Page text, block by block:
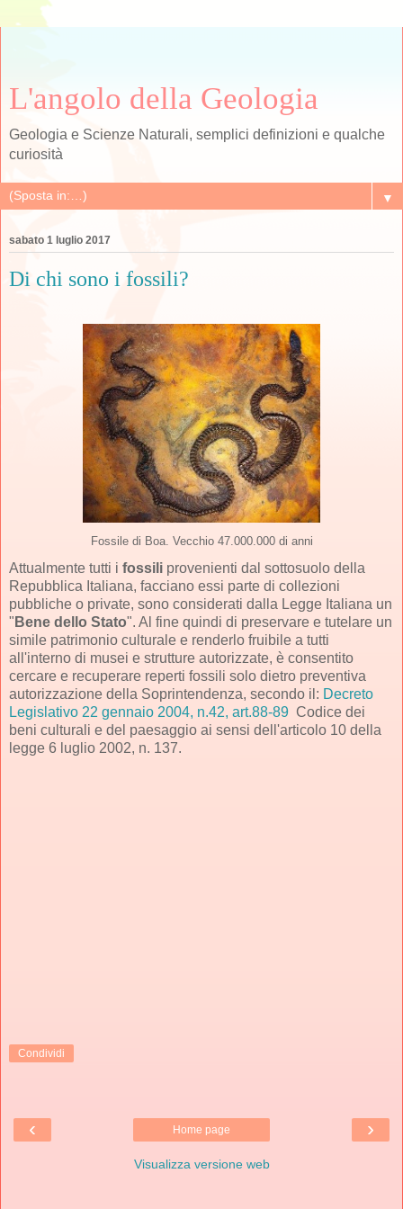
L'angolo della Geologia
Geologia e Scienze Naturali, semplici definizioni e qualche
curiosità
▼
sabato 1 luglio 2017
Di chi sono i fossili?
Fossile di Boa. Vecchio 47.000.000 di anni
Attualmente tutti i fossili provenienti dal sottosuolo della
Repubblica Italiana, facciano essi parte di collezioni
pubbliche o private, sono considerati dalla Legge Italiana un
" Bene dello Stato". Al fine quindi di preservare e tutelare un
simile patrimonio culturale e renderlo fruibile a tutti
all'interno di musei e strutture autorizzate, è consentito
cercare e recuperare reperti fossili solo dietro preventiva
autorizzazione della Soprintendenza, secondo il: Decreto
Legislativo 22 gennaio 2004, n.42, art.88-89 Codice dei
beni culturali e del paesaggio ai sensi dell'articolo 10 della
legge 6 luglio 2002, n. 137.
Condividi
‹ ›
Home page
Visualizza versione web